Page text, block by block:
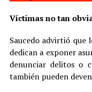
Víctimas no tan
Saucedo advirtió que
dedican a exponer
denunciar delitos o
también pueden